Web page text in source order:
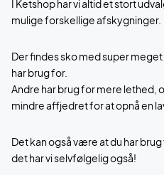
I Ketshop har vi altid et stort
mulige forskellige afskygninger.
Der findes sko med super
har brug for.
Andre har brug for mere lethed,
mindre affjedret for at opnå en
Det kan også være at du har
det har vi selvfølgelig også!